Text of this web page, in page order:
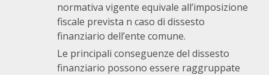
normativa vigente equivale all’imposizione
fiscale prevista n caso di dissesto
finanziario dell’ente comune.
Le principali conseguenze del dissesto
finanziario possono essere raggruppate